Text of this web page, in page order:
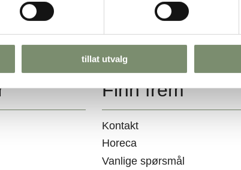
tillat utvalg
Finn frem
Kontakt
Horeca
Vanlige spørsmål